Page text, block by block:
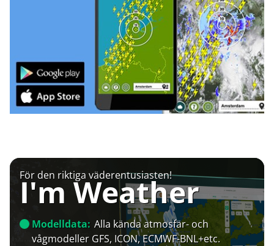
För den riktiga väderentusiasten!
I'm Weather
Modelldata: Alla kända atmosfär- och
vågmodeller GFS, ICON, ECMWF-BNL+etc.